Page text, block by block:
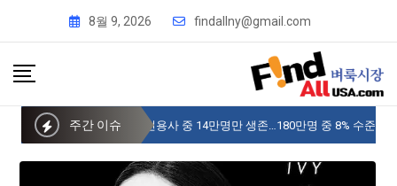
8월 9, 2026 findallny@gmail.com
주간 이슈 사이버 한국외국어대 미주글로벌센터 뉴욕